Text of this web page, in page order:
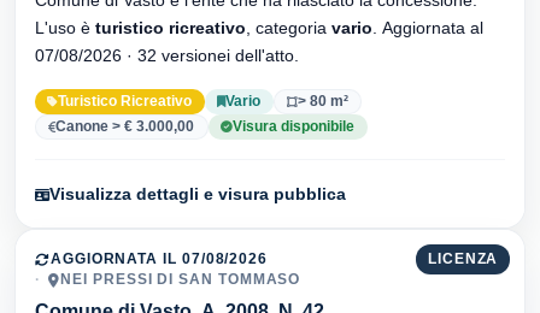
L'uso è turistico ricreativo , categoria vario
07/08/2026 · 32 versionei dell'atto.
Turistico Ricreativo Vario
> 80 m²
Canone > € 3.000,00
Visura disponibile
Visualizza dettagli e visura pubblica
LICENZA
AGGIORNATA IL 07/08/2026
NEI PRESSI DI SAN TOMMASO